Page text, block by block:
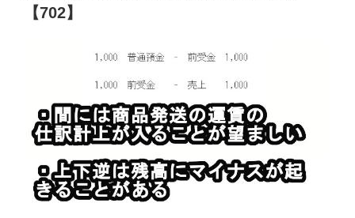
【702】